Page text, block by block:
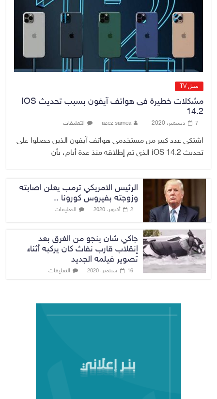
صدور أمر قبض بحق وزير العمل
السابق أحمد الأسدي
No Comment
سيل TV
مشكلات خطيرة فى هواتف آيفون بسبب تحديث IOS
14.2
7 ديسمبر، 2020 azez samea التعليقات
اشتكى عدد كبير من مستخدمى هواتف آيفون الذين حصلوا على
تحديث iOS 14.2 الذى تم إطلاقه منذ عدة أيام، بأن
الرئيس الامريكي ترمب يعلن اصابته
وزوجته بفيروس كورونا ..
2 أكتوبر، 2020 التعليقات
جاكي شان ينجو من الغرق بعد
إنقلاب قارب نفاث كان يركبه أثناء
تصوير فيلمه الجديد
16 سبتمبر، 2020 التعليقات